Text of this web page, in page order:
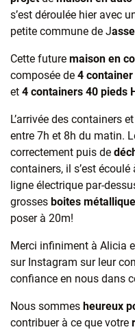
s’est déroulée hier avec
petite commune de J
Cette future maison en
composée de 4 container
et 4 containers 40 pieds
L’arrivée des containers
entre 7h et 8h du matin.
correctement puis de
containers, il s’est écoulé
ligne électrique par-
grosses boites
poser à 20m!
Merci infiniment à Alicia
sur Instagram sur leur
confiance en nous dans
Nous sommes heureux
contribuer à ce que votre